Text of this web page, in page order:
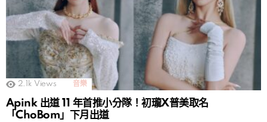
2.1k Views 音樂
Apink 出道 11 年首推小分隊！初瓏X普美取名
「ChoBom」下月出道